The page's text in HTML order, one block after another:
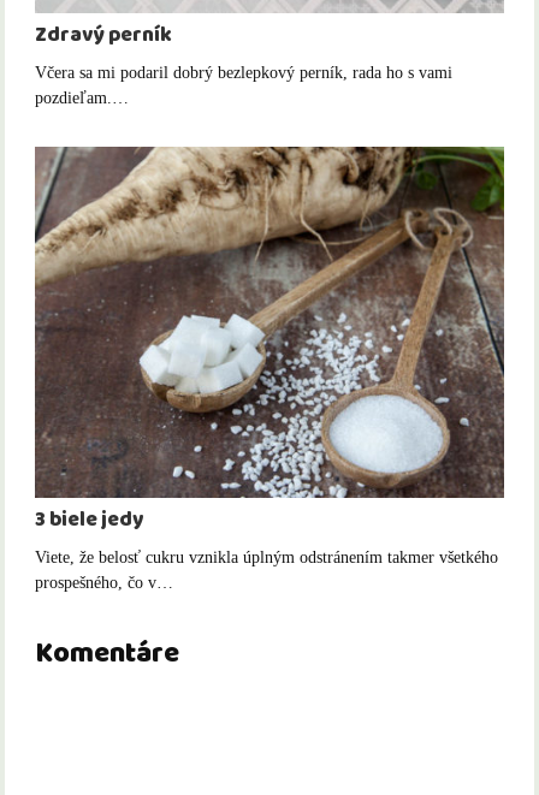
Zdravý perník
Včera sa mi podaril dobrý bezlepkový perník, rada ho s vami
pozdieľam.…
3 biele jedy
Viete, že belosť cukru vznikla úplným odstránením takmer všetkého
prospešného, čo v…
Komentáre